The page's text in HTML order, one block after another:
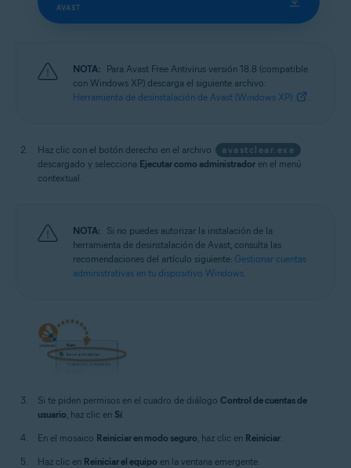
AVAST
NOTA:
Para Avast Free Antivirus versión 18.8 (compatible
con Windows XP) descarga el siguiente archivo:
Herramienta de desinstalación de Avast (Windows XP)
.
Haz clic con el botón derecho en el archivo
avastclear.exe
descargado y selecciona Ejecutar como administrador en el menú
contextual.
NOTA:
Si no puedes autorizar la instalación de la
herramienta de desinstalación de Avast, consulta las
recomendaciones del artículo siguiente: Gestionar cuentas
administrativas en tu dispositivo Windows.
Si te piden permisos en el cuadro de diálogo Control de cuentas de
usuario , haz clic en Sí
En el mosaico Reiniciar en modo seguro , haz clic en Reiniciar
Haz clic en Reiniciar el equipo en la ventana emergente.